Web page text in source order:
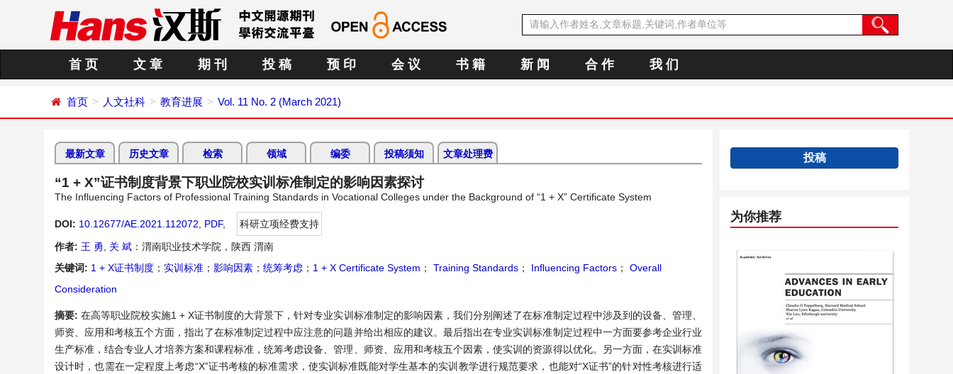
首 页 文 章 期 刊 投 稿 预 印 会 议 书 籍 新 闻 合 作 我 们
首页 人文社科 教育进展 Vol. 11 No. 2 (March 2021)
最新文章 历史文章 检索 领域 编委 投稿须知 文章处理费
“1 + X”证书制度背景下职业院校实训标准制定的影响因素探讨
The Influencing Factors of Professional Training Standards in Vocational Colleges under the Background of “1 + X” Certificate System
DOI: 10.12677/AE.2021.112072 PDF,
科研立项经费支持
作者: 王 勇 关 斌 ：渭南职业技术学院，陕西 渭南
关键词: 1 + X证书制度 ； 实训标准 ； 影响因素 ； 统筹考虑 ； 1 + X Certificate System ； Training Standards ； Influencing Factors ；
Overall
Consideration
摘要:在高等职业院校实施1 + X证书制度的大背景下，针对专业实训标准制定的影响因素，我们分别阐述了在标准制定过程中涉及到的设备、管理、
师资、应用和考核五个方面，指出了在标准制定过程中应注意的问题并给出相应的建议。最后指出在专业实训标准制定过程中一方面要参考企业行业
生产标准，结合专业人才培养方案和课程标准，统筹考虑设备、管理、师资、应用和考核五个因素，使实训的资源得以优化。另一方面，在实训标准
设计时，也需在一定程度上考虑“X”证书考核的标准需求，使实训标准既能对学生基本的实训教学进行规范要求，也能对“X证书”的针对性考核进行适
投稿
为你推荐